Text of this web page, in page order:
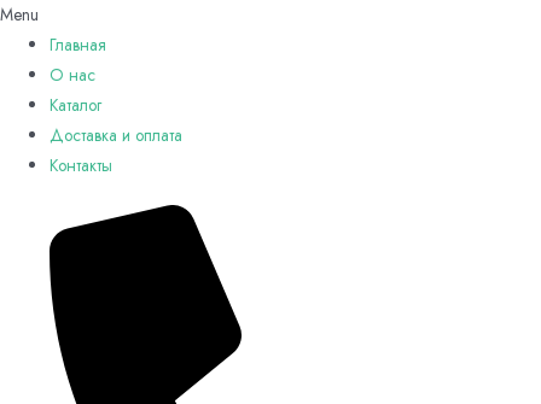
Menu
Главная
О нас
Каталог
Доставка и оплата
Контакты